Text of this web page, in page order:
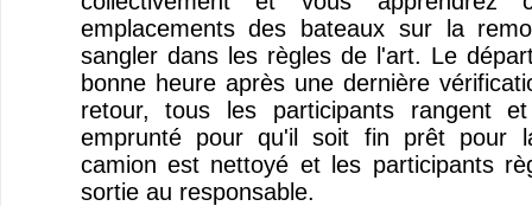
emplacements des bateaux sur la
sangler dans les règles de l'art. Le
bonne heure après une dernière
retour, tous les participants rangent
emprunté pour qu'il soit fin prêt pour
camion est nettoyé et les participants
sortie au responsable.